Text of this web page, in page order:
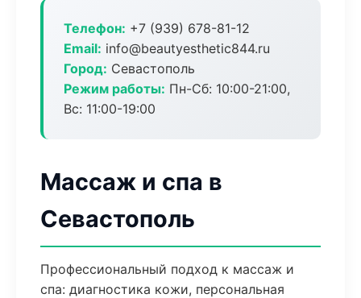
Телефон: +7 (939) 678-81-12
Email: info@beautyesthetic844.ru
Город: Севастополь
Режим работы: Пн-Сб: 10:00-21:00,
Вс: 11:00-19:00
Массаж и спа в
Севастополь
Профессиональный подход к массаж и
спа: диагностика кожи, персональная